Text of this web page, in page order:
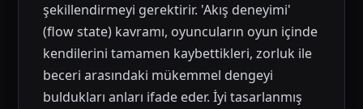
şekillendirmeyi gerektirir. 'Akış deneyimi'
(flow state) kavramı, oyuncuların oyun içinde
kendilerini tamamen kaybettikleri, zorluk ile
beceri arasındaki mükemmel dengeyi
buldukları anları ifade eder. İyi tasarlanmış